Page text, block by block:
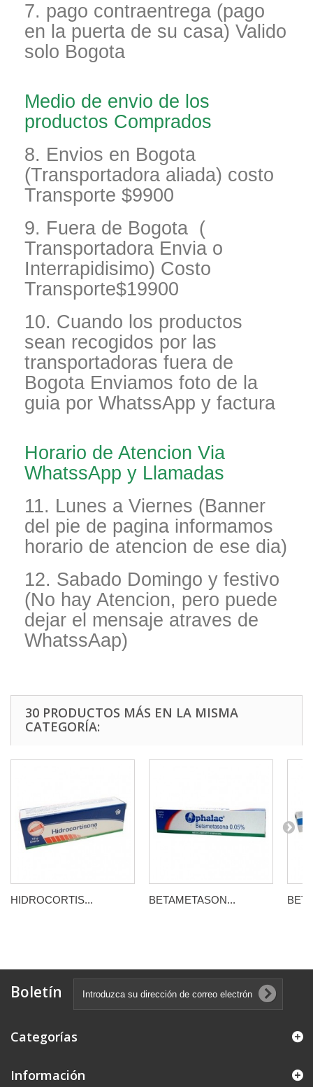
7. pago contraentrega (pago
en la puerta de su casa) Valido
solo Bogota
Medio de envio de los
productos Comprados
8. Envios en Bogota
(Transportadora aliada) costo
Transporte $9900
9. Fuera de Bogota (
Transportadora Envia o
Interrapidisimo) Costo
Transporte$19900
10. Cuando los productos
sean recogidos por las
transportadoras fuera de
Bogota Enviamos foto de la
guia por WhatssApp y factura
Horario de Atencion Via
WhatssApp y Llamadas
11. Lunes a Viernes (Banner
del pie de pagina informamos
horario de atencion de ese dia)
12. Sabado Domingo y festivo
(No hay Atencion, pero puede
dejar el mensaje atraves de
WhatssAap)
30 PRODUCTOS MÁS EN LA MISMA
CATEGORÍA:
HIDROCORTIS... BETAMETASON...
Boletín
Categorías
Información